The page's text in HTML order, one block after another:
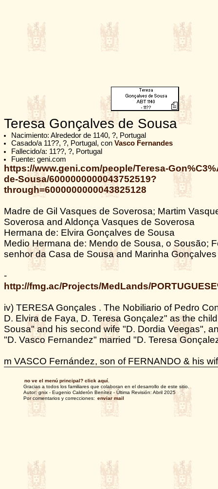
Teresa Gonçalves de Sousa
Nacimiento: Alrededor de 1140, ?, Portugal
Casado/a 11??, ?, Portugal, con Vasco Fernandes
Fallecido/a: 11??, ?, Portugal
Fuente: geni.com
https://www.geni.com/people/Teresa-
de-Sousa/6000000000043752519?
through=6000000000043825128
Madre de Gil Vasques de Soverosa; Martim
Soverosa and Aldonça Vasques de Soverosa
Hermana de: Elvira Gonçalves de Sousa
Medio Hermana de: Mendo de Sousa, o Sousão;
senhor da Casa de Sousa and Marinha
-
http://fmg.ac/Projects/MedLands/
iv) TERESA Gonçales . The Nobiliario of Pedro
D. Elvira de Faya, D. Teresa Gonçalez" as the
Sousa" and his second wife "D. Dordia Veegas",
"D. Vasco Fernandez" married "D. Teresa
m VASCO Fernández, son of FERNANDO & his
no ve el menú principal? click aquí.
Gracias a todos los familiares que colaboran en el desarrollo de este sitio.
Autor: gnix - Eugenio Calderón Benítez - Última Revisión: Abril 2025
Por comentarios y correcciones: enviar mail